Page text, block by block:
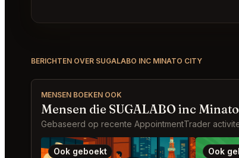
BERICHTEN OVER SUGALABO INC MINATO CITY
MENSEN BOEKEN OOK
Mensen die SUGALABO inc
Gebaseerd op recente AppointmentTrader
Ook geboekt Ook